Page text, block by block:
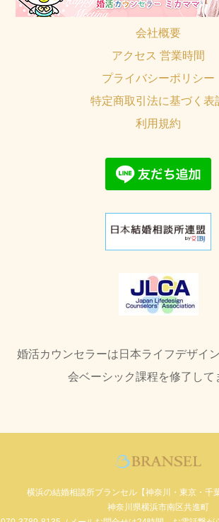
会社概要
アクセス 営業時間
プライバシーポリシー
特定商取引法に基づく表
利用規約
婚活カウンセラーは日本ライフデザイ
会ベーシック課程を修了して
横浜の結婚相談所ブランセル【神奈川・東京・千
神奈川県横浜市南区共進町